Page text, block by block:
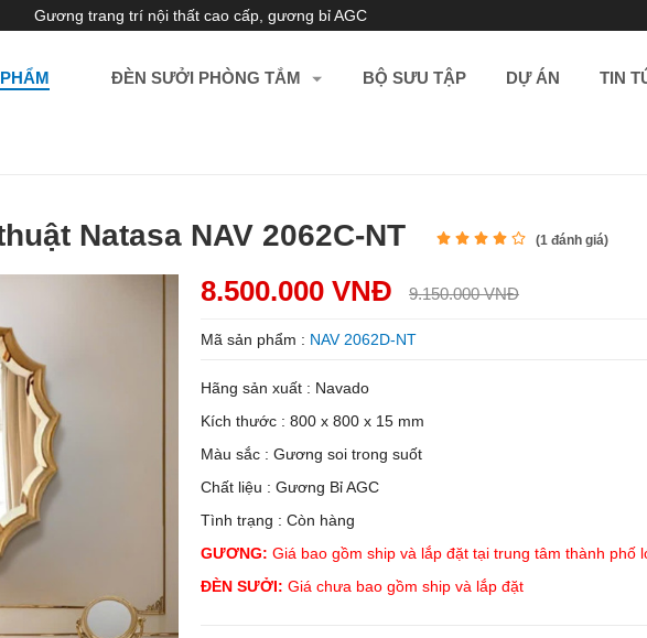
Gương trang trí nội thất cao cấp, gương bỉ AGC
ĐÈN SƯỞI PHÒNG TẮM BỘ SƯU TẬP DỰ ÁN TIN
Natasa NAV 2062C-NT (1 đánh giá)
8.500.000 VNĐ 9.150.000 VNĐ
Mã sản phẩm : NAV 2062D-NT
Hãng sản xuất : Navado
Kích thước : 800 x 800 x 15 mm
Màu sắc : Gương soi trong suốt
Chất liệu : Gương Bỉ AGC
Tình trạng : Còn hàng
GƯƠNG: Giá bao gồm ship và lắp đặt tại trung tâm thành phố
ĐÈN SƯỞI: Giá chưa bao gồm ship và lắp đặt